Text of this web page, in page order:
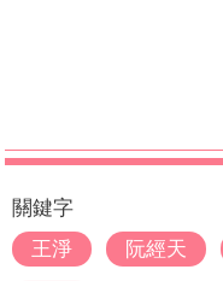
關鍵字
王淨
阮經天